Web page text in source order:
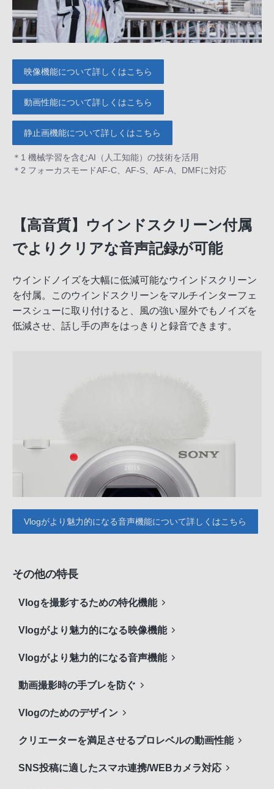
映像機能について詳しくはこちら
動画性能について詳しくはこちら
静止画機能について詳しくはこちら
＊1 機械学習を含むAI（人工知能）の技術を活用
＊2 フォーカスモードAF-C、AF-S、AF-A、DMFに対応
【高音質】ウインドスクリーン付属
でよりクリアな音声記録が可能
ウインドノイズを大幅に低減可能なウインドスクリーン
を付属。このウインドスクリーンをマルチインターフェ
ースシューに取り付けると、風の強い屋外でもノイズを
低減させ、話し手の声をはっきりと録音できます。
Vlogがより魅力的になる音声機能について詳しくはこちら
その他の特長
Vlogを撮影するための特化機能
Vlogがより魅力的になる映像機能
Vlogがより魅力的になる音声機能
動画撮影時の手ブレを防ぐ
Vlogのためのデザイン
クリエーターを満足させるプロレベルの動画性能
SNS投稿に適したスマホ連携/WEBカメラ対応